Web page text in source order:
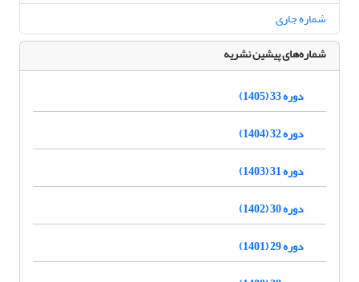
شماره جاری
شماره‌های پیشین نشریه
دوره 33 (1405)
دوره 32 (1404)
دوره 31 (1403)
دوره 30 (1402)
دوره 29 (1401)